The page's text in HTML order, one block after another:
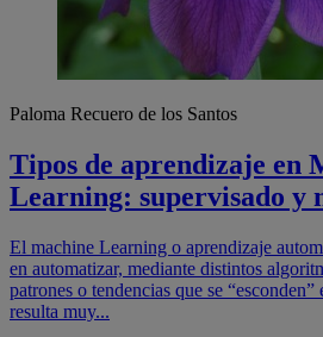
Paloma Recuero de los Santos
Tipos de aprendizaje en
Learning: supervisado y
El machine Learning o aprendizaje
en automatizar, mediante distintos
patrones o tendencias que se
resulta muy...